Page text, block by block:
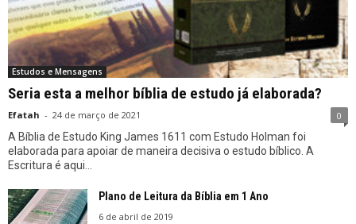
Estudos e Mensagens
Seria esta a melhor bíblia de estudo já elaborada?
Efatah - 24 de março de 2021 0
A Bíblia de Estudo King James 1611 com Estudo Holman foi
elaborada para apoiar de maneira decisiva o estudo bíblico. A
Escritura é aqui...
Plano de Leitura da Bíblia em 1 Ano
6 de abril de 2019